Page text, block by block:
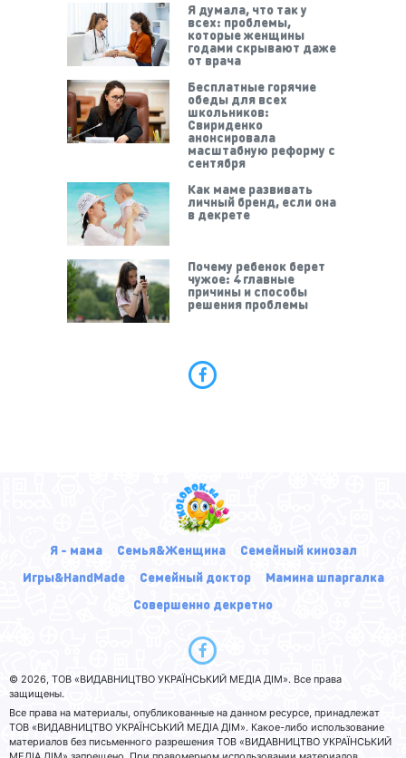
Я думала, что так у
всех: проблемы,
которые женщины
годами скрывают даже
от врача
Бесплатные горячие
обеды для всех
школьников:
Свириденко
анонсировала
масштабную реформу с
сентября
Как маме развивать
личный бренд, если она
в декрете
Почему ребенок берет
чужое: 4 главные
причины и способы
решения проблемы
Я - мама Семья&Женщина
Семейный кинозал
Игры&HandMade
Семейный доктор
Мамина шпаргалка
Совершенно декретно
© 2026, ТОВ «ВИДАВНИЦТВО УКРАЇНСЬКИЙ МЕДІА ДІМ». Все права
защищены.
Все права на материалы, опубликованные на данном ресурсе, принадлежат
ТОВ «ВИДАВНИЦТВО УКРАЇНСЬКИЙ МЕДІА ДІМ». Какое-либо использование
материалов без письменного разрешения ТОВ «ВИДАВНИЦТВО УКРАЇНСЬКИЙ